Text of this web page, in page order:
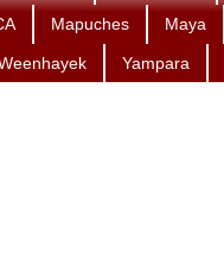
Mapuches Maya
Yampara